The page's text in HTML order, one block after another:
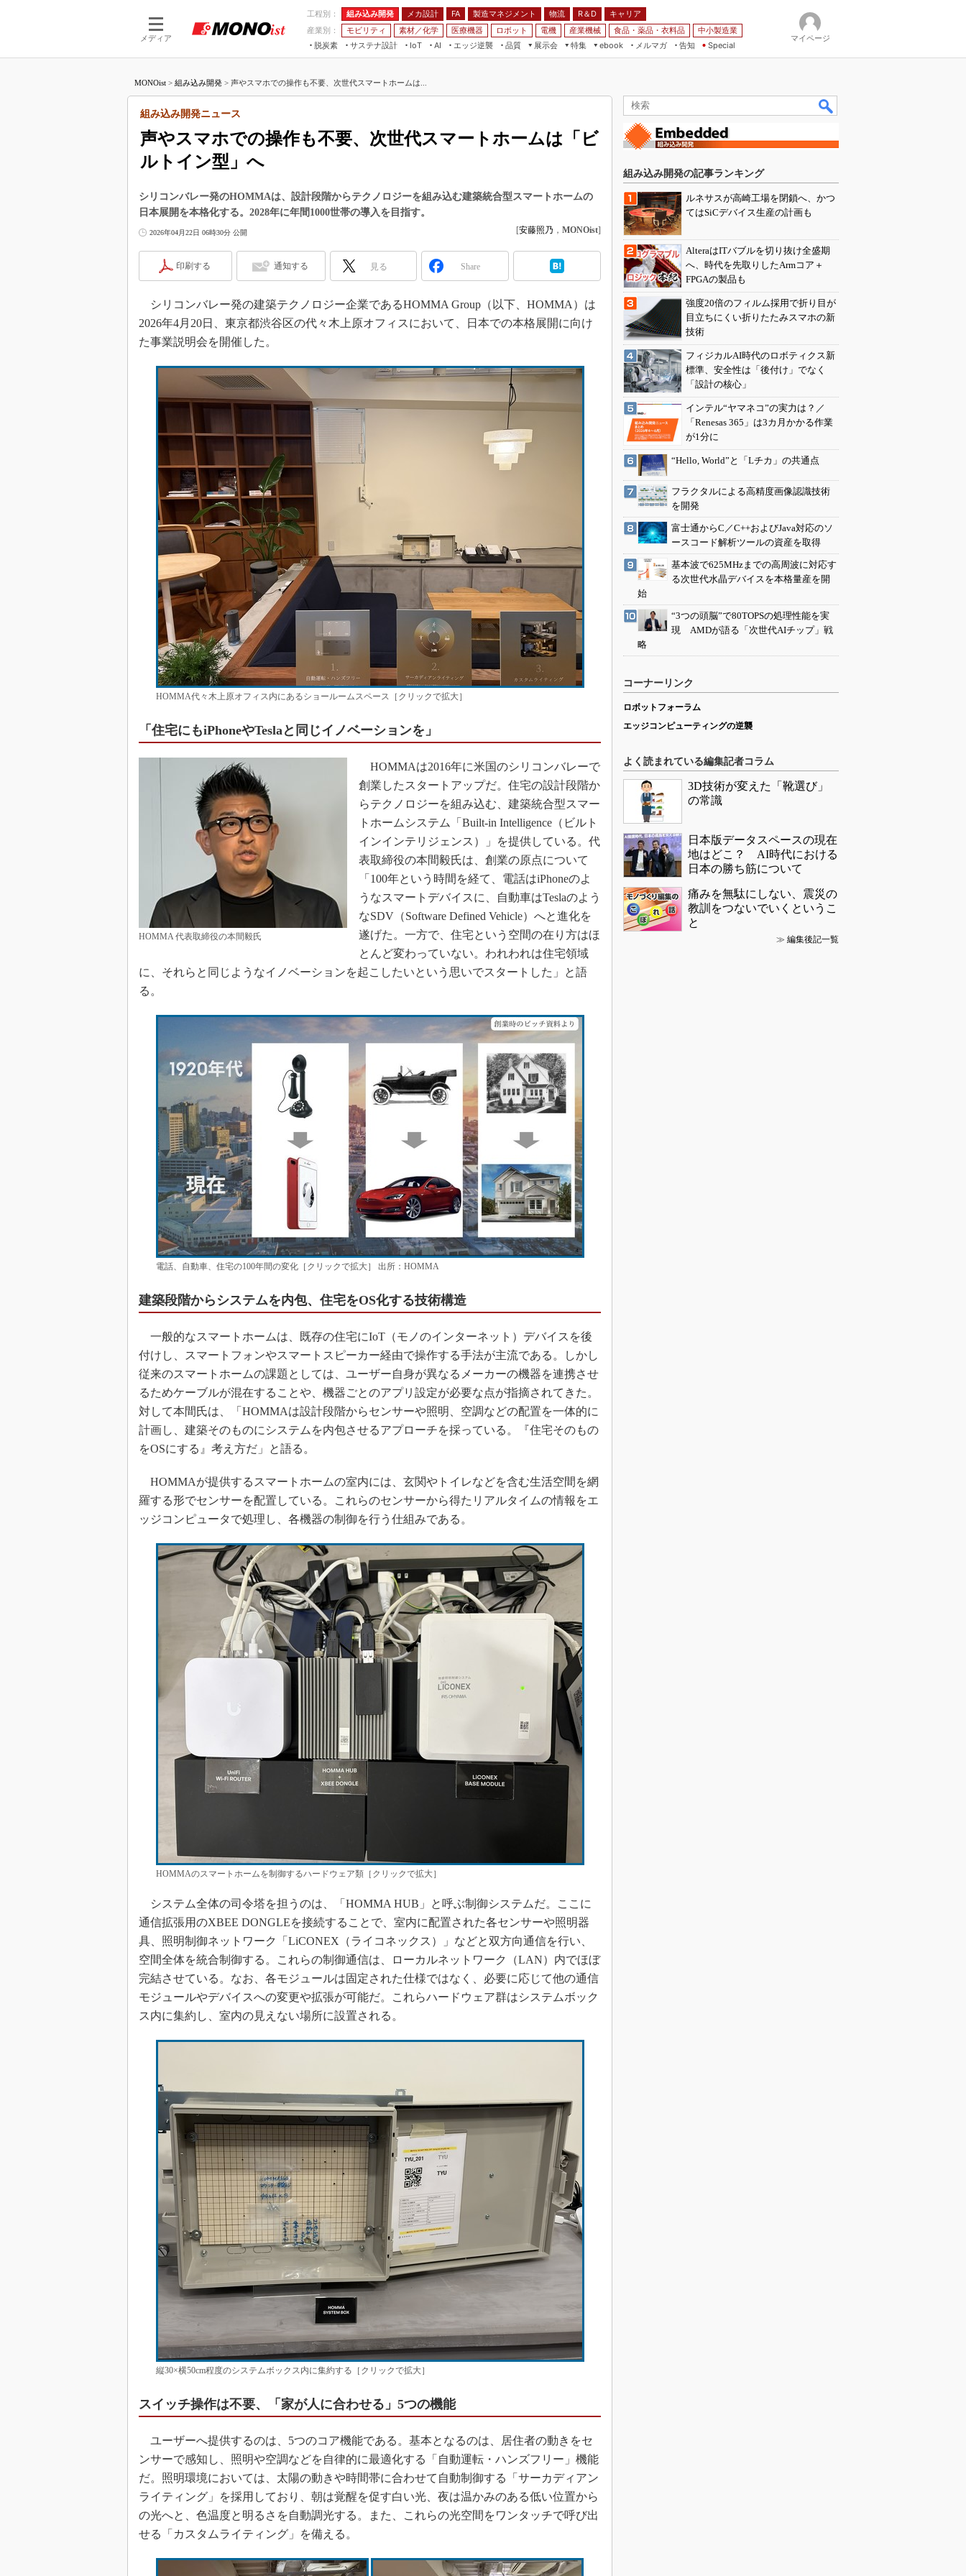
メディア
工程別： 組み込み開発 メカ設計 FA 製造マネジメント 物流 R＆D
キャリア
産業別：
モビリティ 素材／化学 医療機器 ロボット 電機 産業機械 食品・薬品・衣料品
中小製造業
脱炭素
サステナ設計
IoT
つながる工場
AI
AI×設備保全
エッジ逆襲 品質
展示会
JIMTOF
IIFES
TECHNO-FRONTIER
EdgeTech+
特集
つながるクルマ
組み込み画像技術
車載ソフト開発
ISO26262
無償設計ツール
3Dプリンタ
S＆OP
製造業ビッグデータ
グローバル設計・開発
制御セキュリティ
新型コロナへの対応
ebook
メルマガ
告知 Special
マイページ
MONOist > 組み込み開発 > 声やスマホでの操作も不要、次世代スマートホームは...
声やスマホでの操作も不要、次世代スマートホームは「ビ
ルトイン型」へ
組み込み開発ニュース
シリコンバレー発のHOMMAは、設計段階からテクノロジーを組み込む建築統合型スマートホームの
日本展開を本格化する。2028年に年間1000世帯の導入を目指す。
2026年04月22日 06時30分 公開 [安藤照乃 ， MONOist]
印刷する 通知する 見る Share
シリコンバレー発の建築テクノロジー企業であるHOMMA Group（以下、HOMMA）は
2026年4月20日、東京都渋谷区の代々木上原オフィスにおいて、日本での本格展開に向け
た事業説明会を開催した。
HOMMA代々木上原オフィス内にあるショールームスペース［クリックで拡大］
「住宅にもiPhoneやTeslaと同じイノベーションを」
HOMMA 代表取締役の本間毅氏
HOMMAは2016年に米国のシリコンバレーで
創業したスタートアップだ。住宅の設計段階か
らテクノロジーを組み込む、建築統合型スマー
トホームシステム「Built-in Intelligence（ビルト
インインテリジェンス）」を提供している。代
表取締役の本間毅氏は、創業の原点について
「100年という時間を経て、電話はiPhoneのよ
うなスマートデバイスに、自動車はTeslaのよう
なSDV（Software Defined Vehicle）へと進化を
遂げた。一方で、住宅という空間の在り方はほ
とんど変わっていない。われわれは住宅領域
に、それらと同じようなイノベーションを起こしたいという思いでスタートした」と語
る。
電話、自動車、住宅の100年間の変化［クリックで拡大］ 出所：HOMMA
建築段階からシステムを内包、住宅をOS化する技術構造
一般的なスマートホームは、既存の住宅にIoT（モノのインターネット）デバイスを後
付けし、スマートフォンやスマートスピーカー経由で操作する手法が主流である。しかし
従来のスマートホームの課題としては、ユーザー自身が異なるメーカーの機器を連携させ
るためケーブルが混在することや、機器ごとのアプリ設定が必要な点が指摘されてきた。
対して本間氏は、「HOMMAは設計段階からセンサーや照明、空調などの配置を一体的に
計画し、建築そのものにシステムを内包させるアプローチを採っている。『住宅そのもの
をOSにする』考え方だ」と語る。
HOMMAが提供するスマートホームの室内には、玄関やトイレなどを含む生活空間を網
羅する形でセンサーを配置している。これらのセンサーから得たリアルタイムの情報をエ
ッジコンピュータで処理し、各機器の制御を行う仕組みである。
HOMMAのスマートホームを制御するハードウェア類［クリックで拡大］
システム全体の司令塔を担うのは、「HOMMA HUB」と呼ぶ制御システムだ。ここに
通信拡張用のXBEE DONGLEを接続することで、室内に配置された各センサーや照明器
具、照明制御ネットワーク「LiCONEX（ライコネックス）」などと双方向通信を行い、
空間全体を統合制御する。これらの制御通信は、ローカルネットワーク（LAN）内でほぼ
完結させている。なお、各モジュールは固定された仕様ではなく、必要に応じて他の通信
モジュールやデバイスへの変更や拡張が可能だ。これらハードウェア群はシステムボック
ス内に集約し、室内の見えない場所に設置される。
縦30×横50cm程度のシステムボックス内に集約する［クリックで拡大］
スイッチ操作は不要、「家が人に合わせる」5つの機能
ユーザーへ提供するのは、5つのコア機能である。基本となるのは、居住者の動きをセ
ンサーで感知し、照明や空調などを自律的に最適化する「自動運転・ハンズフリー」機能
だ。照明環境においては、太陽の動きや時間帯に合わせて自動制御する「サーカディアン
ライティング」を採用しており、朝は覚醒を促す白い光、夜は温かみのある低い位置から
の光へと、色温度と明るさを自動調光する。また、これらの光空間をワンタッチで呼び出
せる「カスタムライティング」を備える。
組み込み開発の記事ランキング
ルネサスが高崎工場を閉鎖へ、かつ
てはSiCデバイス生産の計画も
AlteraはITバブルを切り抜け全盛期
へ、時代を先取りしたArmコア＋
FPGAの製品も
強度20倍のフィルム採用で折り目が
目立ちにくい折りたたみスマホの新
技術
フィジカルAI時代のロボティクス新
標準、安全性は「後付け」でなく
「設計の核心」
インテル“ヤマネコ”の実力は？／
「Renesas 365」は3カ月かかる作業
が1分に
“Hello, World”と「Lチカ」の共通点
フラクタルによる高精度画像認識技術
を開発
富士通からC／C++およびJava対応のソ
ースコード解析ツールの資産を取得
基本波で625MHzまでの高周波に対応す
る次世代水晶デバイスを本格量産を開
始
“3つの頭脳”で80TOPSの処理性能を実
現 AMDが語る「次世代AIチップ」戦
略
コーナーリンク
ロボットフォーラム
エッジコンピューティングの逆襲
よく読まれている編集記者コラム
3D技術が変えた「靴選び」
の常識
日本版データスペースの現在
地はどこ？ AI時代における
日本の勝ち筋について
痛みを無駄にしない、震災の
教訓をつないでいくというこ
と
≫ 編集後記一覧